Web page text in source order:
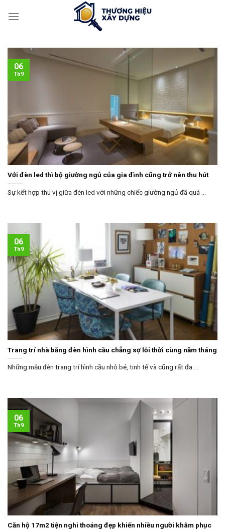
Với đèn led thì bộ giường ngủ của gia đình cũng trở nên thu hút
Sự kết hợp thú vị giữa đèn led với những chiếc giường ngủ đã quá ...
06
Th9
Trang trí nhà bằng đèn hình cầu chẳng sợ lỗi thời cùng năm tháng
Những mẫu đèn trang trí hình cầu nhỏ bé, tinh tế và cũng rất đa ...
06
Th9
Căn hộ 17m2 tiện nghi thoáng đẹp khiến nhiều người khâm phục
06
Th9